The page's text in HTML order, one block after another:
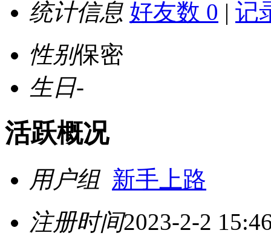
统计信息 好友数 0 | 记
性别保密
生日-
活跃概况
用户组 新手上路
注册时间2023-2-2